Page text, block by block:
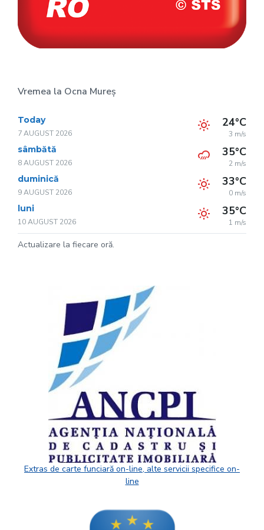
Vremea la Ocna Mureș
Today
7 AUGUST 2026
24°C
3 m/s
sâmbătă
8 AUGUST 2026
35°C
2 m/s
duminică
9 AUGUST 2026
33°C
0 m/s
luni
10 AUGUST 2026
35°C
1 m/s
Actualizare la fiecare oră.
Extras de carte funciară on-line, alte servicii specifice on-
line